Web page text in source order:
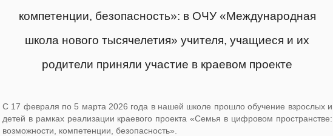
компетенции, безопасность»: в ОЧУ «Международная
школа нового тысячелетия» учителя, учащиеся и их
родители приняли участие в краевом проекте
С 17 февраля по 5 марта 2026 года в нашей школе прошло обучение взрослых и
детей в рамках реализации краевого проекта «Семья в цифровом пространстве:
возможности, компетенции, безопасность».